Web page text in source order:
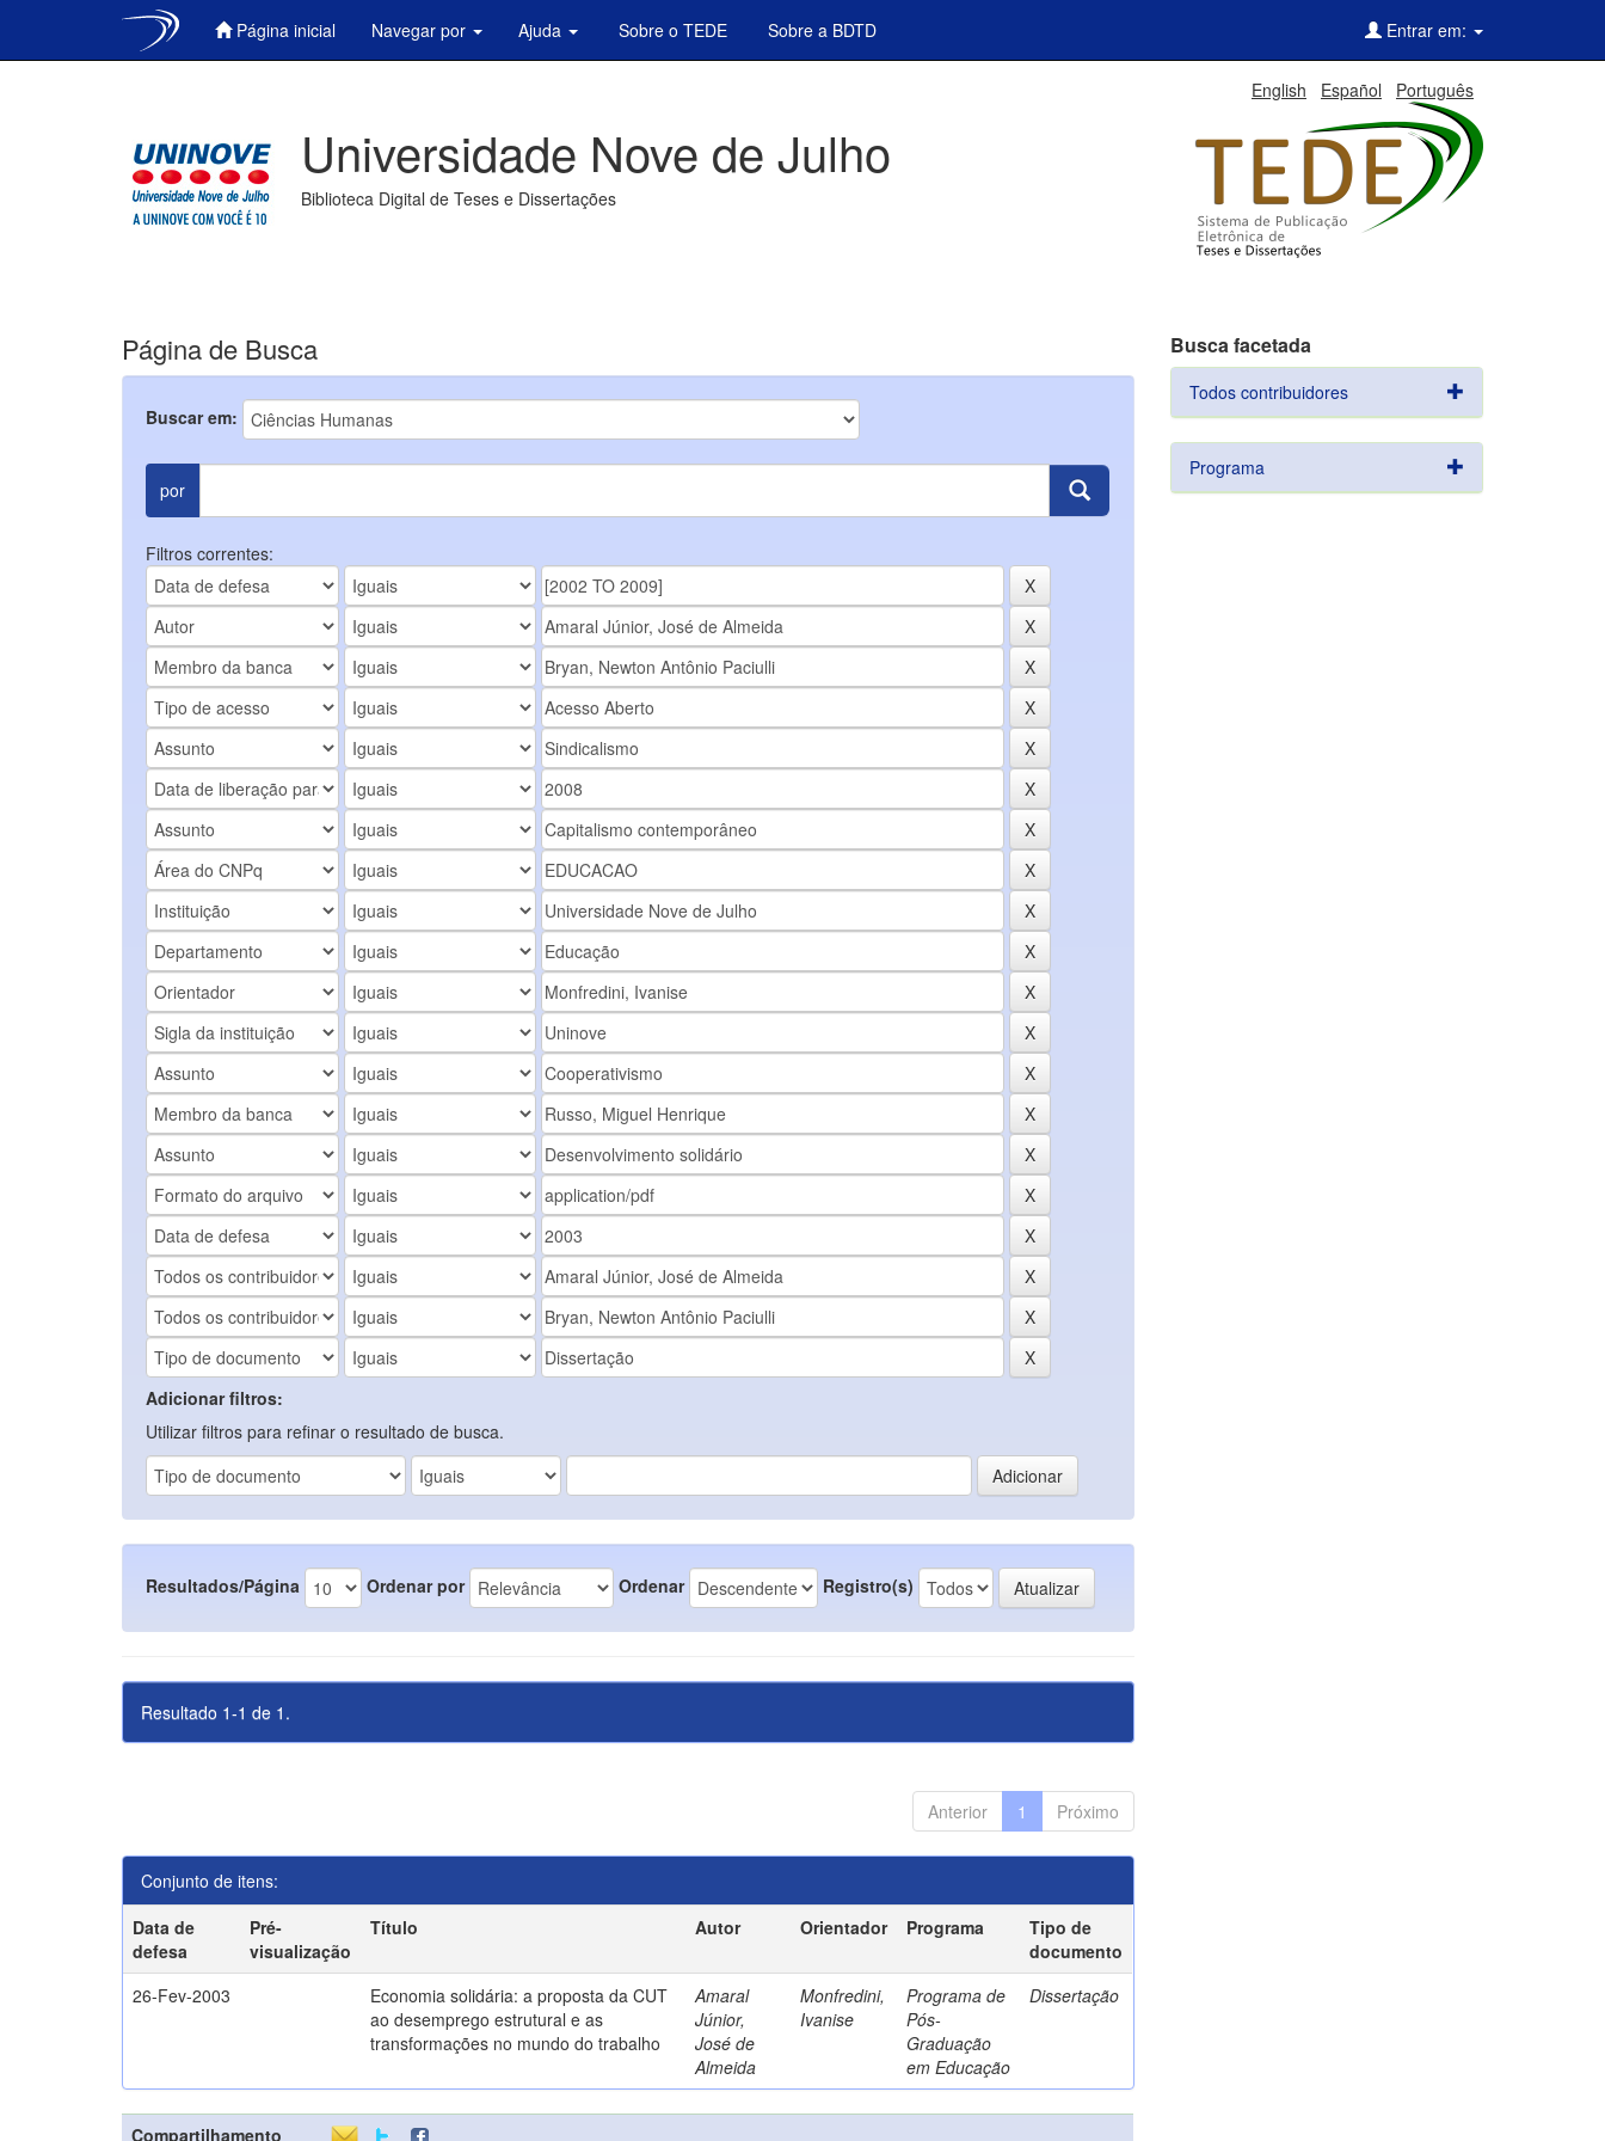
Página inicial Navegar por Ajuda Sobre o TEDE Sobre a BDTD Entrar em:
English Español Português
Universidade Nove de Julho
Biblioteca Digital de Teses e Dissertações
Página de Busca
Buscar em:
por
Filtros correntes:
Adicionar filtros:
Utilizar filtros para refinar o resultado de busca.
Resultados/Página Ordenar por Ordenar Registro(s)
Resultado 1-1 de 1.
Anterior 1 Próximo
Conjunto de itens:
Data de
defesa
Pré-
visualização
Título Autor Orientador Programa
Tipo de
documento
26-Fev-2003
Economia solidária: a proposta da CUT
ao desemprego estrutural e as
transformações no mundo do trabalho
Amaral
Júnior,
José de
Almeida
Monfredini,
Ivanise
Programa de
Pós-
Graduação
em Educação
Dissertação
Compartilhamento
Busca facetada
Todos contribuidores
Programa